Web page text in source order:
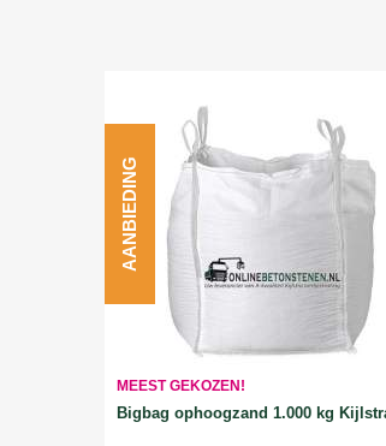
MEEST GEKOZEN!
Bigbag ophoogzand 1.000 kg
AANBIEDING